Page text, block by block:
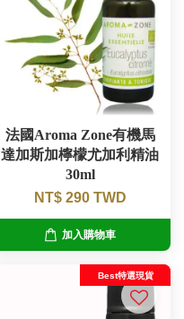
法國Aroma Zone有機馬
達加斯加檸檬尤加利精油
30ml
NT$ 290 TWD
加入購物車
Best特選現貨